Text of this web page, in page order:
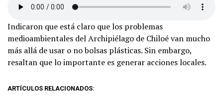
Indicaron que está claro que los problemas
medioambientales del Archipiélago de Chiloé van mucho
más allá de usar o no bolsas plásticas. Sin embargo,
resaltan que lo importante es generar acciones locales.
ARTÍCULOS RELACIONADOS: